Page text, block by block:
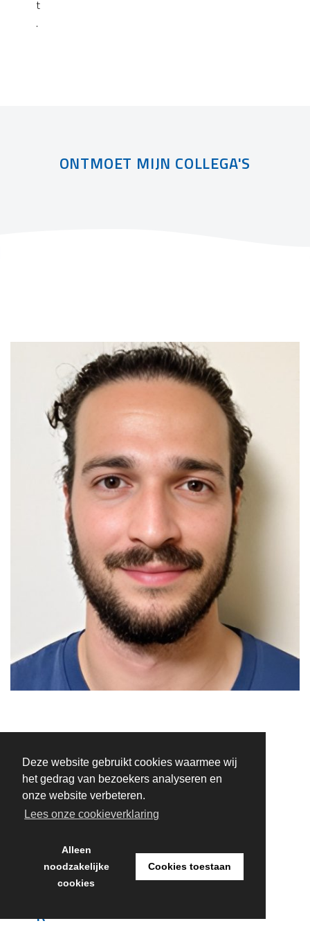
Deze website gebruikt cookies waarmee wij
het gedrag van bezoekers analyseren en
onze website verbeteren.
Lees onze cookieverklaring
Alleen
noodzakelijke
cookies
Cookies toestaan
t
.
ONTMOET MIJN COLLEGA'S
A
D
V
E
R